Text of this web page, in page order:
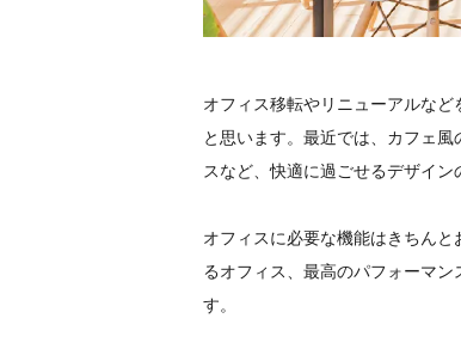
オフィス移転やリニューアルな
と思います。最近では、カフェ
スなど、快適に過ごせるデザイン
オフィスに必要な機能はきちん
るオフィス、最高のパフォーマ
す。